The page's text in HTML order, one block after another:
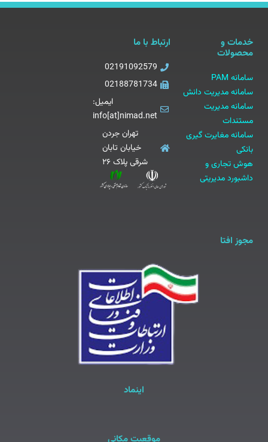
خدمات و
محصولات
سامانه PAM
سامانه مدیریت دانش
سامانه مدیریت
مستندات
سامانه مغایرت گیری
بانکی
هوش تجاری و
داشبورد مدیریتی
ارتباط با ما
02191092579
02188781734
ایمیل:
info[at]nimad.net
تهران جردن
خیابان تابان
شرقی پلاک ۲۶
مجوز افتا
اینماد